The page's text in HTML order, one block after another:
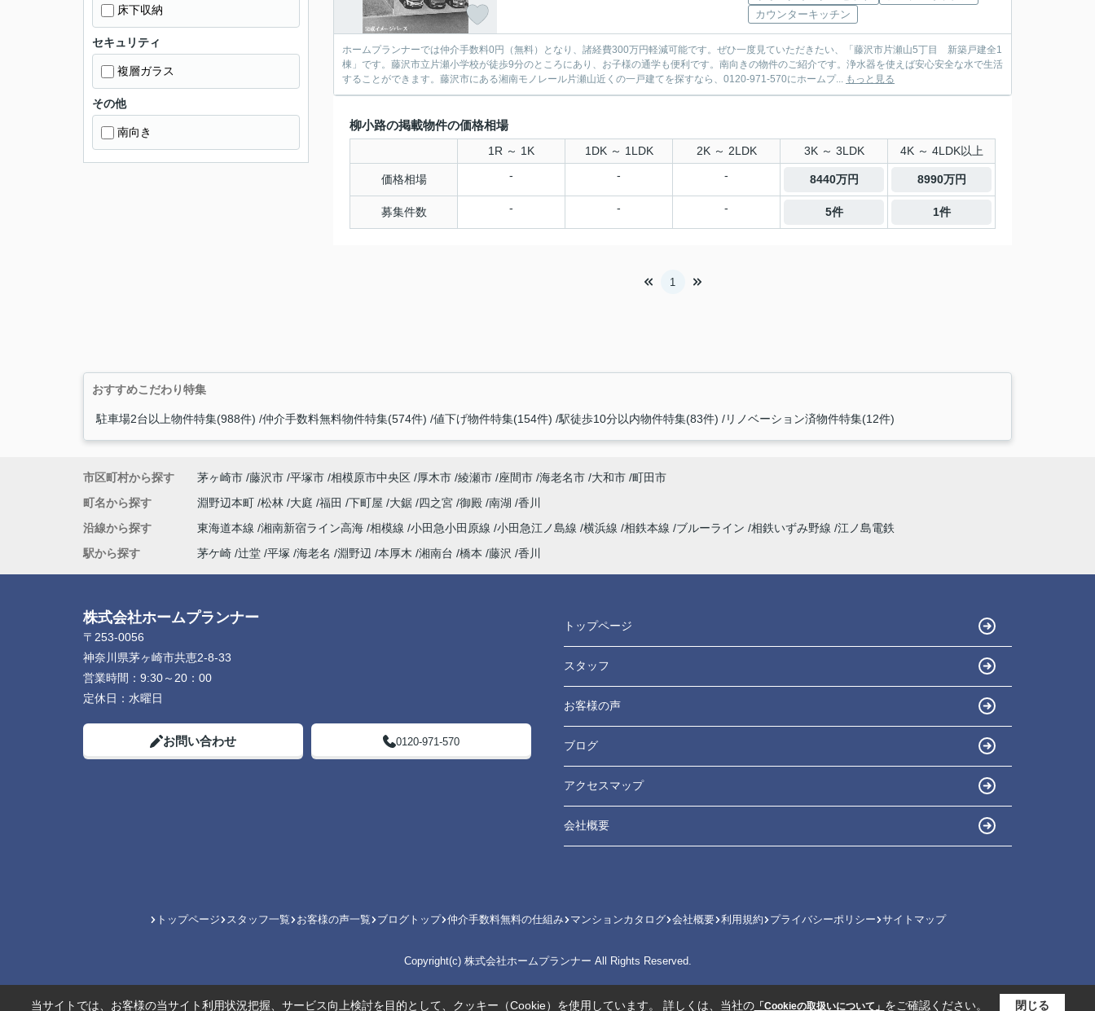
カウンターキッチン
ホームプランナーでは仲介手数料0円（無料）となり、諸経費300万円軽減可能です。ぜひ一度見ていただきたい、「藤沢市片瀬山5丁目 新築戸建全1
棟」です。藤沢市立片瀬小学校が徒歩9分のところにあり、お子様の通学も便利です。南向きの物件のご紹介です。浄水器を使えば安心安全な水で生活
することができます。藤沢市にある湘南モノレール片瀬山近くの一戸建てを探すなら、0120-971-570にホームプ... もっと見る
柳小路の掲載物件の価格相場
1R ～ 1K 1DK ～ 1LDK 2K ～ 2LDK 3K ～ 3LDK 4K ～ 4LDK以上
価格相場 - - - 8440万円 8990万円
募集件数 - - - 5件 1件
1
床下収納
セキュリティ
複層ガラス
その他
南向き
おすすめこだわり特集
駐車場2台以上物件特集(988件) 仲介手数料無料物件特集(574件) 値下げ物件特集(154件) 駅徒歩10分以内物件特集(83件) リノベーション済物件特集(12件)
市区町村から探す 茅ヶ崎市 藤沢市 平塚市 相模原市中央区 厚木市 綾瀬市 座間市 海老名市 大和市 町田市
町名から探す
淵野辺本町 松林 大庭 福田 下町屋 大鋸 四之宮 御殿 南湖 香川
沿線から探す
東海道本線 湘南新宿ライン高海 相模線 小田急小田原線 小田急江ノ島線 横浜線 相鉄本線 ブルーライン 相鉄いずみ野線 江ノ島電鉄
駅から探す
茅ケ崎 辻堂 平塚 海老名 淵野辺 本厚木 湘南台 橋本 藤沢 香川
株式会社ホームプランナー
〒253-0056
神奈川県茅ヶ崎市共恵2-8-33
営業時間： 9:30～20：00
定休日： 水曜日
お問い合わせ 0120-971-570
トップページ
スタッフ
お客様の声
ブログ
アクセスマップ
会社概要
トップページ スタッフ一覧 お客様の声一覧 ブログトップ 仲介手数料無料の仕組み マンションカタログ 会社概要 利用規約 プライバシーポリシー サイトマップ
Copyright(c) 株式会社ホームプランナー All Rights Reserved.
当サイトでは、お客様の当サイト利用状況把握、サービス向上検討を目的として、クッキー（Cookie）を使用しています。 詳しくは、当社の「Cookieの取扱いについて」 をご確認ください。 閉じる